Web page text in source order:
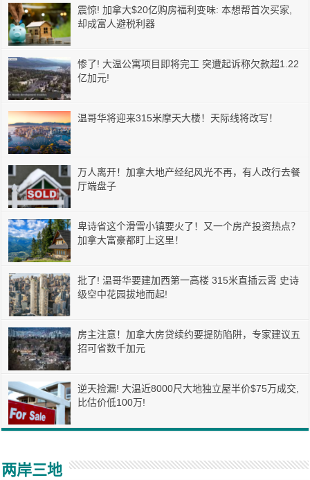
震惊! 加拿大$20亿购房福利变味: 本想帮首次买家,
却成富人避税利器
惨了! 大温公寓项目即将完工 突遭起诉称欠款超1.22
亿加元!
温哥华将迎来315米摩天大楼！天际线将改写！
万人离开！加拿大地产经纪风光不再，有人改行去餐
厅端盘子
卑诗省这个滑雪小镇要火了！又一个房产投资热点？
加拿大富豪都盯上这里！
批了! 温哥华要建加西第一高楼 315米直插云霄 史诗
级空中花园拔地而起!
房主注意！加拿大房贷续约要提防陷阱，专家建议五
招可省数千加元
逆天捡漏! 大温近8000尺大地独立屋半价$75万成交,
比估价低100万!
两岸三地